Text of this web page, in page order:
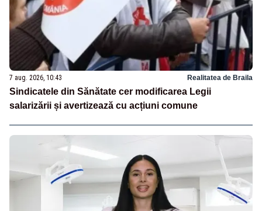
7 aug. 2026, 10:43 Realitatea de Braila
Sindicatele din Sănătate cer modificarea Legii
salarizării și avertizează cu acțiuni comune